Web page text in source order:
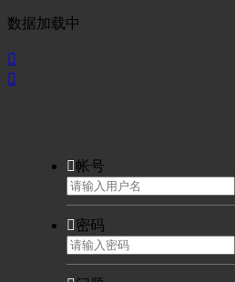
数据加载中


帐号
密码